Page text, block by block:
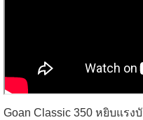
Goan Classic 350 หยิบแร